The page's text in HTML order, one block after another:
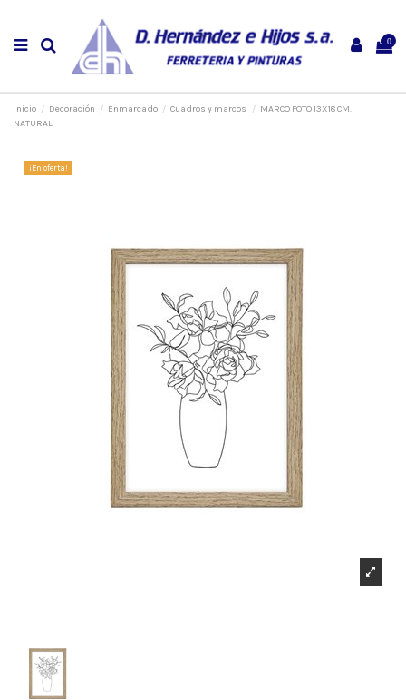
0
Inicio Decoración Enmarcado Cuadros y marcos
MARCO FOTO 13X18 CM.
NATURAL
¡En oferta!